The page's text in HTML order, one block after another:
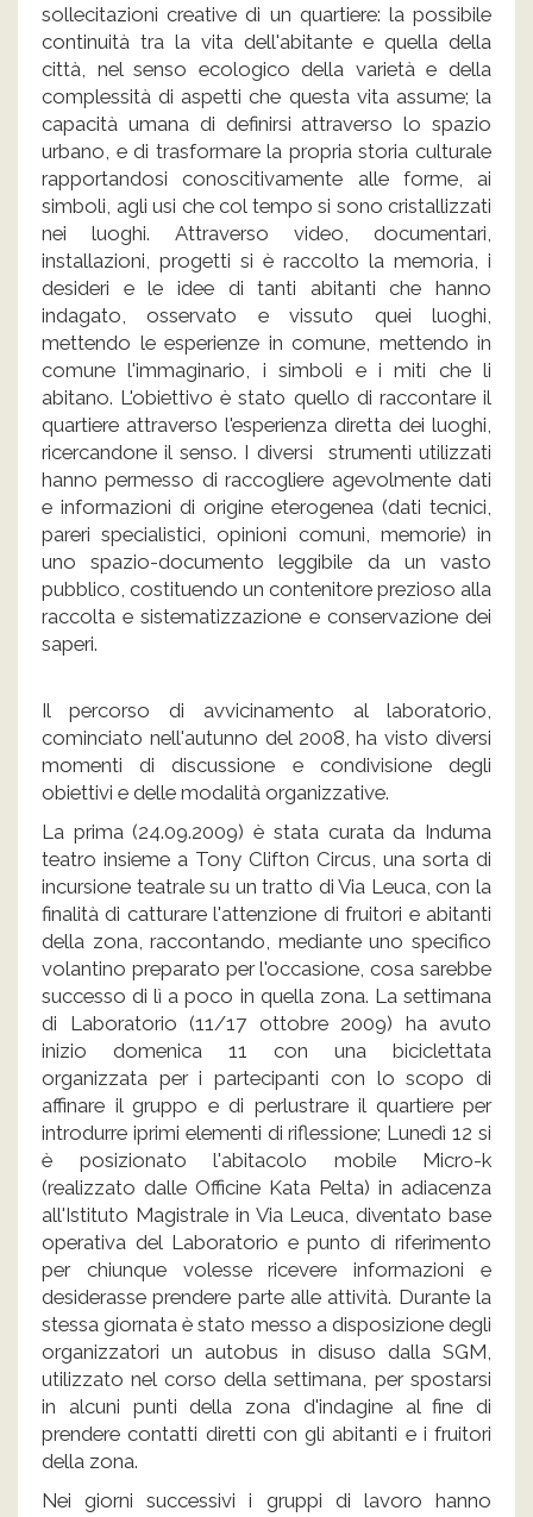
sollecitazioni creative di un quartiere: la possibile
continuità tra la vita dell'abitante e quella della
città, nel senso ecologico della varietà e della
complessità di aspetti che questa vita assume; la
capacità umana di definirsi attraverso lo spazio
urbano, e di trasformare la propria storia culturale
rapportandosi conoscitivamente alle forme, ai
simboli, agli usi che col tempo si sono cristallizzati
nei luoghi. Attraverso video, documentari,
installazioni, progetti si è raccolto la memoria, i
desideri e le idee di tanti abitanti che hanno
indagato, osservato e vissuto quei luoghi,
mettendo le esperienze in comune, mettendo in
comune l'immaginario, i simboli e i miti che li
abitano. L'obiettivo è stato quello di raccontare il
quartiere attraverso l'esperienza diretta dei luoghi,
ricercandone il senso. I diversi strumenti utilizzati
hanno permesso di raccogliere agevolmente dati
e informazioni di origine eterogenea (dati tecnici,
pareri specialistici, opinioni comuni, memorie) in
uno spazio-documento leggibile da un vasto
pubblico, costituendo un contenitore prezioso alla
raccolta e sistematizzazione e conservazione dei
saperi.
Il percorso di avvicinamento al laboratorio,
cominciato nell'autunno del 2008, ha visto diversi
momenti di discussione e condivisione degli
obiettivi e delle modalità organizzative.
La prima (24.09.2009) è stata curata da Induma
teatro insieme a Tony Clifton Circus, una sorta di
incursione teatrale su un tratto di Via Leuca, con la
finalità di catturare l'attenzione di fruitori e abitanti
della zona, raccontando, mediante uno specifico
volantino preparato per l'occasione, cosa sarebbe
successo di lì a poco in quella zona. La settimana
di Laboratorio (11/17 ottobre 2009) ha avuto
inizio domenica 11 con una biciclettata
organizzata per i partecipanti con lo scopo di
affinare il gruppo e di perlustrare il quartiere per
introdurre iprimi elementi di riflessione; Lunedì 12 si
è posizionato l'abitacolo mobile Micro-k
(realizzato dalle Officine Kata Pelta) in adiacenza
all'Istituto Magistrale in Via Leuca, diventato base
operativa del Laboratorio e punto di riferimento
per chiunque volesse ricevere informazioni e
desiderasse prendere parte alle attività. Durante la
stessa giornata è stato messo a disposizione degli
organizzatori un autobus in disuso dalla SGM,
utilizzato nel corso della settimana, per spostarsi
in alcuni punti della zona d'indagine al fine di
prendere contatti diretti con gli abitanti e i fruitori
della zona.
Nei giorni successivi i gruppi di lavoro hanno